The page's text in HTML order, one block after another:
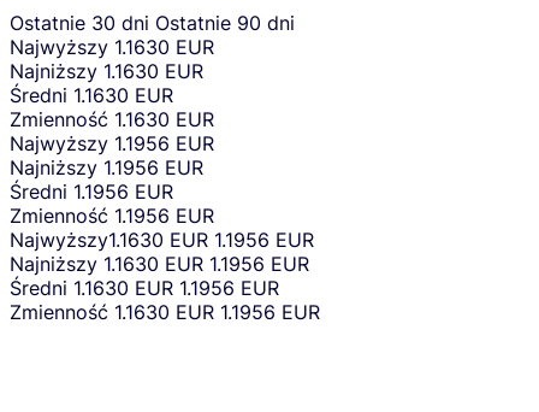
Ostatnie 30 dni Ostatnie 90 dni
Najwyższy 1.1630 EUR
Najniższy 1.1630 EUR
Średni 1.1630 EUR
Zmienność 1.1630 EUR
Najwyższy 1.1956 EUR
Najniższy 1.1956 EUR
Średni 1.1956 EUR
Zmienność 1.1956 EUR
Najwyższy1.1630 EUR 1.1956 EUR
Najniższy 1.1630 EUR 1.1956 EUR
Średni 1.1630 EUR 1.1956 EUR
Zmienność 1.1630 EUR 1.1956 EUR